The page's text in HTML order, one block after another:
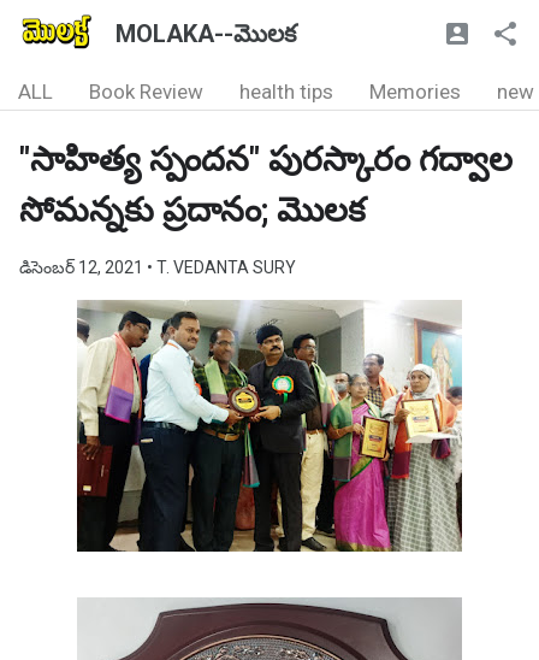
MOLAKA--మొలక
ALL Book Review health tips Memories new
"సాహిత్య స్పందన" పురస్కారం గద్వాల
సోమన్నకు ప్రదానం; మొలక
డిసెంబర్ 12, 2021 • T. VEDANTA SURY